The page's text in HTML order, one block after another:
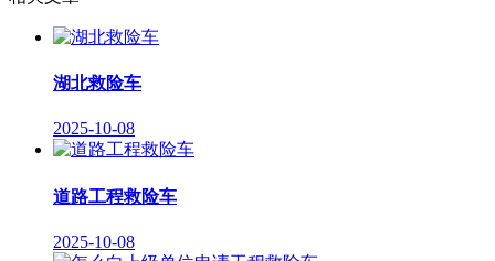
湖北救险车
2025-10-08
道路工程救险车
2025-10-08